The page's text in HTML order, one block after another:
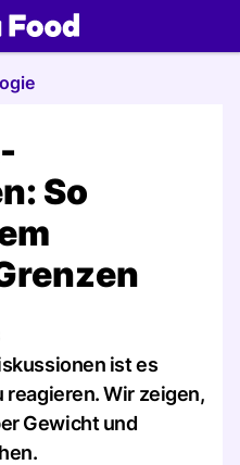
So
ist es
Wir zeigen,
Gewicht und